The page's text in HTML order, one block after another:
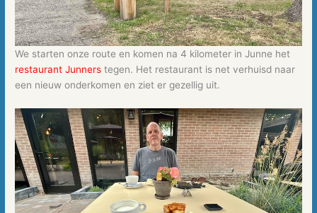
We starten onze route en komen na 4 kilometer in Junne het
restaurant Junners tegen. Het restaurant is net verhuisd naar
een nieuw onderkomen en ziet er gezellig uit.